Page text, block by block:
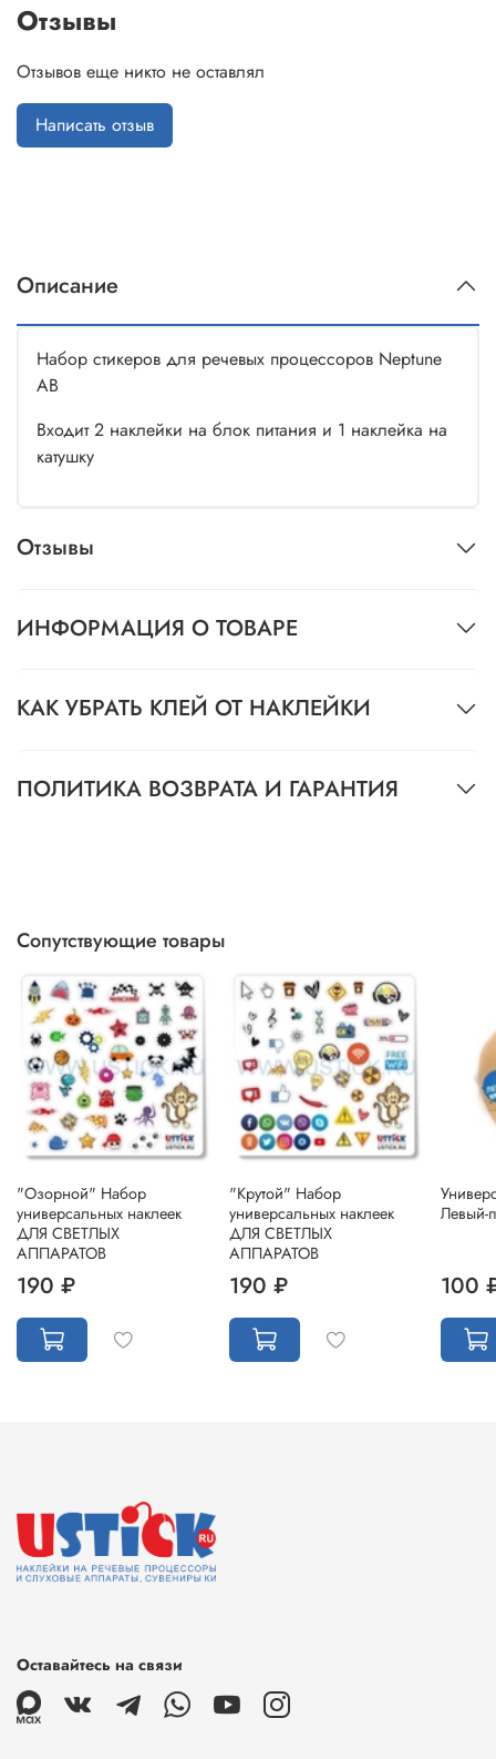
Отзывы
Отзывов еще никто не оставлял
Написать отзыв
Описание
Набор стикеров для речевых процессоров Neptune
AB
Входит 2 наклейки на блок питания и 1 наклейка на
катушку
Отзывы
ИНФОРМАЦИЯ О ТОВАРЕ
КАК УБРАТЬ КЛЕЙ ОТ НАКЛЕЙКИ
ПОЛИТИКА ВОЗВРАТА И ГАРАНТИЯ
Сопутствующие товары
"Озорной" Набор
универсальных наклеек
ДЛЯ СВЕТЛЫХ
АППАРАТОВ
190 ₽
"Крутой" Набор
универсальных наклеек
ДЛЯ СВЕТЛЫХ
АППАРАТОВ
190 ₽
Левый-
100
Оставайтесь на связи